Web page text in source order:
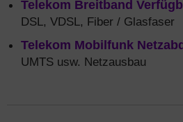
Telekom Breitband
DSL, VDSL, Fiber / Glasfaser
Telekom Mobilfunk
UMTS usw. Netzausbau